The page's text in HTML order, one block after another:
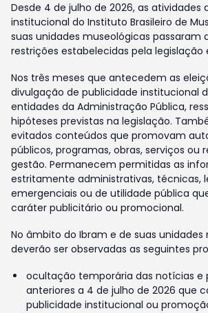
Desde 4 de julho de 2026, as
institucional do Instituto Brasileiro de
suas unidades museológicas passaram
restrições estabelecidas pela legislação
Nos três meses que antecedem as
divulgação de publicidade institucional
entidades da Administração Pública,
hipóteses previstas na legislação.
evitados conteúdos que promovam
públicos, programas, obras, serviços ou
gestão. Permanecem permitidas as
estritamente administrativas, técnicas,
emergenciais ou de utilidade pública
caráter publicitário ou promocional.
No âmbito do Ibram e de suas unidades
deverão ser observadas as seguintes
ocultação temporária das notícias e
anteriores a 4 de julho de 2026 que
publicidade institucional ou